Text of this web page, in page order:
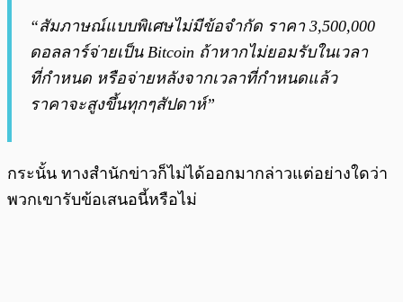
“สัมภาษณ์แบบพิเศษไม่มีข้อจำกัด ราคา 3,500,000
ดอลลาร์จ่ายเป็น Bitcoin ถ้าหากไม่ยอมรับในเวลา
ที่กำหนด หรือจ่ายหลังจากเวลาที่กำหนดแล้ว
ราคาจะสูงขึ้นทุกๆสัปดาห์”
กระนั้น ทางสำนักข่าวก็ไม่ได้ออกมากล่าวแต่อย่างใดว่า
พวกเขารับข้อเสนอนี้หรือไม่